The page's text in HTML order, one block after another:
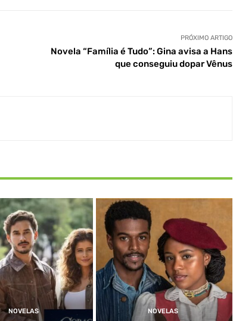
PRÓXIMO ARTIGO
Novela “Família é Tudo”: Gina avisa a Hans
que conseguiu dopar Vênus
NOVELAS NOVELAS